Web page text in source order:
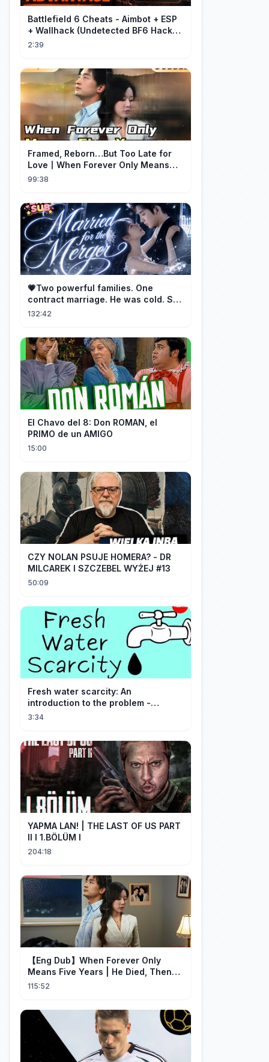
Battlefield 6 Cheats - Aimbot + ESP
+ Wallhack (Undetected BF6 Hack
2026)
2:39
Framed, Reborn…But Too Late for
Love丨When Forever Only Means
Five Years (DUBBED)#drama
99:38
💗Two powerful families. One
contract marriage. He was cold. She
was fierce💔 [Married for the
132:42
El Chavo del 8: Don ROMAN, el
PRIMO de un AMIGO
15:00
CZY NOLAN PSUJE HOMERA? - DR
MILCAREK I SZCZEBEL WYŻEJ #13
50:09
Fresh water scarcity: An
introduction to the problem -
Christiana Z. Peppard
3:34
YAPMA LAN! | THE LAST OF US PART
II I 1.BÖLÜM I
204:18
【Eng Dub】When Forever Only
Means Five Years | He Died, Then
Returned for Payback | Cdrama
115:52